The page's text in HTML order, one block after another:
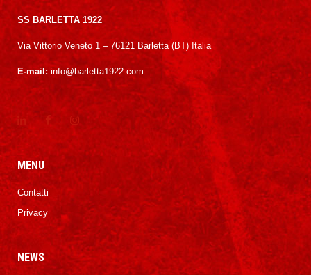
SS BARLETTA 1922
Via Vittorio Veneto 1 – 76121 Barletta (BT) Italia
E-mail: info@barletta1922.com
MENU
Contatti
Privacy
NEWS